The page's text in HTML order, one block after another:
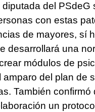
del PSdeG
con estas
de mayores, sí
desarrollará una
módulos de
del plan de
También confirmó
un